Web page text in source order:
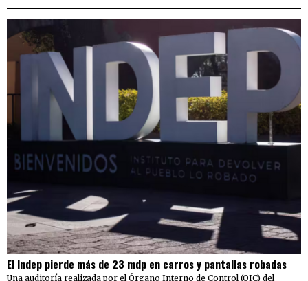
El Indep pierde más de 23 mdp en carros y pantallas robadas
Una auditoría realizada por el Órgano Interno de Control (OIC) del